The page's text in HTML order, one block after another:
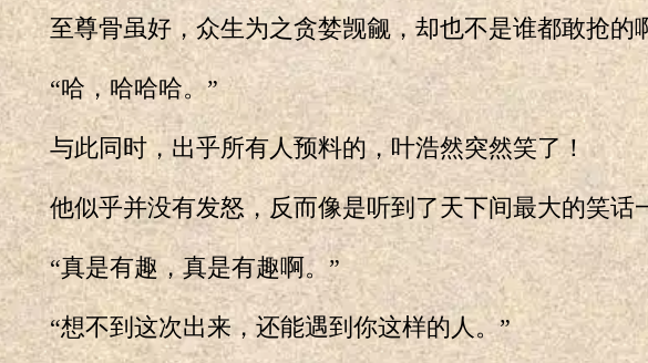
至尊骨虽好，众生为之贪婪觊觎，却也不是谁都敢抢的
“哈，哈哈哈。”
与此同时，出乎所有人预料的，叶浩然突然笑了！
他似乎并没有发怒，反而像是听到了天下间最大的笑话
“真是有趣，真是有趣啊。”
“想不到这次出来，还能遇到你这样的人。”